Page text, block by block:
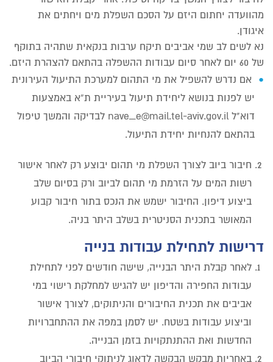
מהוועדה יחתום היזם על הסכם השפלת מים ויחתים את
איגודן.
נא לשים לב שמי אביבים תיקח ערבות בנקאית שתהיה בתוקף
של 60 יום לאחר סיום עבודות ההשפלה בהתאם להצהרת היזם.
אם נדרש להשפיל את מי התהום למערכת התיעול העירונית
יש לפנות בנושא ליחידת תיעול בעיריית ת”א באמצעות
דוא"ל nave_e@mail.tel-aviv.gov.il לבדיקה והמשך טיפול
בהתאם להנחיות יחידת התיעול.
חיבור ביוב לצורך השפלת מי תהום יבוצע רק לאחר אישור
רשות המים על הזרמת מי תהום לביוב ורק בסיום שלב
ביצוע דיפון. החיבור ישמש את הנכס בתור חיבור קבוע
המאושר בתכנית הסניטרית בשלב היתר בניה.
דרישות לתחילת עבודות בנייה
לאחר קבלת היתר הבנייה, שישה חודשים לפני לתחילת
עבודות החפירה והדיפון יש להגיש למחלקת רישוי במי
אביבים את תכנית החיבורים והניתוקים, לצורך אישור
וביצוע עבודות בשטח. יש לסמן במפה את ההתחברויות
החדשות ואת ההתנתקויות בזמן הבנייה.
באחריות מבקש הבקשה לדאוג לניתוקי חיבורי הביוב